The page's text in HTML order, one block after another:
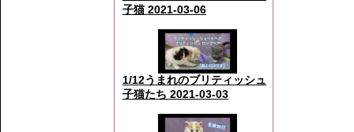
子猫 2021-03-06
1/12うまれのブリティッシュ
子猫たち 2021-03-03